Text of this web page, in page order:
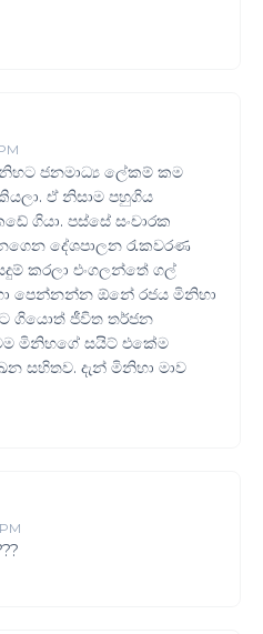
ජනමාධ්‍ය ලේකම් කම
ඒ නිසාම පහුගිය
ගියා. පස්සේ සංචාරක
දේශපාලන රැකවරණ
කරලා එංගලන්තේ ගල්
පෙන්නන්න ඕනේ රජය මිනිහා
ගියොත් ජීවිත තර්ජන
මිනිහගේ සයිට් එකේම
සහිතව. දැන් මිනිහා මාව